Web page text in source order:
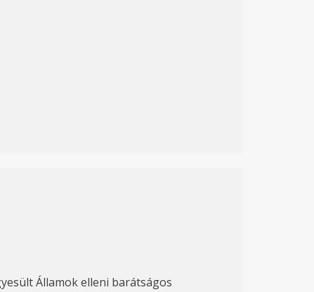
Államok elleni barátságos